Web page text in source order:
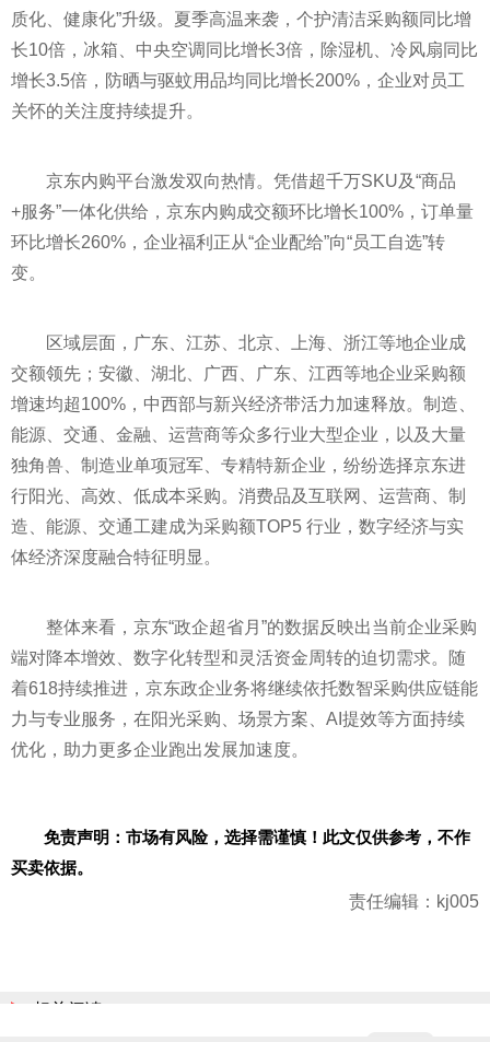
质化、健康化”升级。夏季高温来袭，个护清洁采购额同比增
长10倍，冰箱、中央空调同比增长3倍，除湿机、冷风扇同比
增长3.5倍，防晒与驱蚊用品均同比增长200%，企业对员工
关怀的关注度持续提升。
京东内购平台激发双向热情。凭借超千万SKU及“商品
+服务”一体化供给，京东内购成交额环比增长100%，订单量
环比增长260%，企业福利正从“企业配给”向“员工自选”转
变。
区域层面，广东、江苏、北京、上海、浙江等地企业成
交额领先；安徽、湖北、广西、广东、江西等地企业采购额
增速均超100%，中西部与新兴经济带活力加速释放。制造、
能源、交通、金融、运营商等众多行业大型企业，以及大量
独角兽、制造业单项冠军、专精特新企业，纷纷选择京东进
行阳光、高效、低成本采购。消费品及互联网、运营商、制
造、能源、交通工建成为采购额TOP5 行业，数字经济与实
体经济深度融合特征明显。
整体来看，京东“政企超省月”的数据反映出当前企业采购
端对降本增效、数字化转型和灵活资金周转的迫切需求。随
着618持续推进，京东政企业务将继续依托数智采购供应链能
力与专业服务，在阳光采购、场景方案、AI提效等方面持续
优化，助力更多企业跑出发展加速度。
免责声明：市场有风险，选择需谨慎！此文仅供参考，不作
买卖依据。
责任编辑：kj005
相关阅读